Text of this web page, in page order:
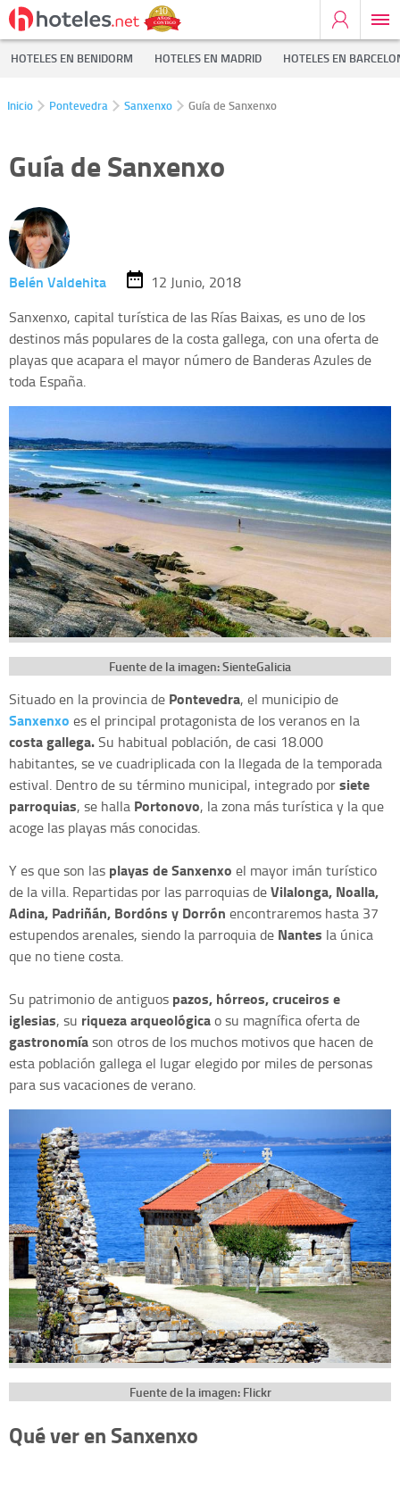
HOTELES EN BENIDORM HOTELES EN MADRID HOTELES EN
Inicio Pontevedra Sanxenxo Guía de Sanxenxo
Guía de Sanxenxo
Belén Valdehita
12 Junio, 2018
Sanxenxo, capital turística de las Rías Baixas, es uno de los
destinos más populares de la costa gallega, con una oferta de
playas que acapara el mayor número de Banderas Azules de
toda España.
Fuente de la imagen: SienteGalicia
Situado en la provincia de Pontevedra, el municipio de
Sanxenxo es el principal protagonista de los veranos en la
costa gallega.Su habitual población, de casi 18.000
habitantes, se ve cuadriplicada con la llegada de la temporada
estival. Dentro de su término municipal, integrado porsiete
parroquias, se halla Portonovo, la zona más turística y la que
acoge las playas más conocidas.
Y es que son las playas de Sanxenxo el mayor imán turístico
de la villa. Repartidas por las parroquias deVilalonga, Noalla,
Adina, Padriñán, Bordóns y Dorrón encontraremos hasta 37
estupendos arenales, siendo la parroquia de Nantes la única
que no tiene costa.
Su patrimonio de antiguos pazos, hórreos, cruceiros e
iglesias, su riqueza arqueológicao su magnífica oferta de
gastronomíason otros de los muchos motivos que hacen de
esta población gallega el lugar elegido por miles de personas
para sus vacaciones de verano.
Fuente de la imagen: Flickr
Qué ver en Sanxenxo